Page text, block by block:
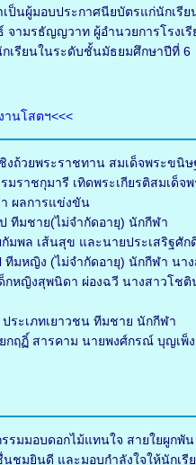
เป็นผู้มอบประกาศนียบัตรแก่นักเรี
ามรธัญญวาท ผู้อำนวยการโรงเรี
เรียนในระดับชั้นมัธยมศึกษาปีที่ 6
านโสตฯ<<<
งถ้วยพระราชทาน สมเด็จพระขนิษ
มราชกุมารี เทิดพระเกียรติสมเด็จ
ผลการแข่งขัน
ทีมชาย(ไม่จำกัดอายุ) นักกีฬา
มพล เส้นสุข และนายประเสริฐศัก
ทีมหญิง (ไม่จำกัดอายุ) นักกีฬา นา
กหญิงสุพนิดา ผ่องฉวี นางสาวโช
ระเภทเยาวชน ทีมชาย นักกีฬา
กฤฏิ์ สารคาม นายพงศ์กรณ์ บุญเพ็
รมมอบดอกไม้แทนใจ สายใยผูกพั
นชมยินดี และมอบกำลังใจให้นักเ